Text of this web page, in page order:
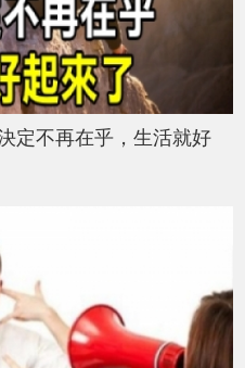
定不再在乎，生活就好